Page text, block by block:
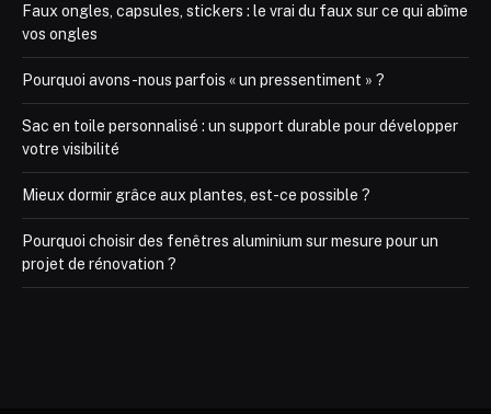
Faux ongles, capsules, stickers : le vrai du faux sur ce qui abîme
vos ongles
Pourquoi avons-nous parfois « un pressentiment » ?
Sac en toile personnalisé : un support durable pour développer
votre visibilité
Mieux dormir grâce aux plantes, est-ce possible ?
Pourquoi choisir des fenêtres aluminium sur mesure pour un
projet de rénovation ?